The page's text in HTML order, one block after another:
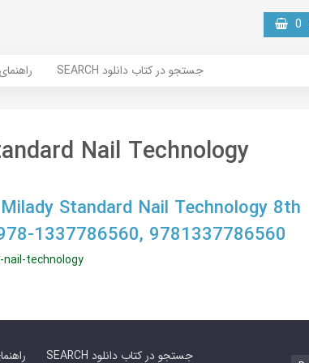
0
SEARCH جستجو در کتاب دانلود
Nail Technology
Standard Nail Technology 8th
1337786560, 9781337786560
technology
SEARCH جستجو در کتاب دانلود